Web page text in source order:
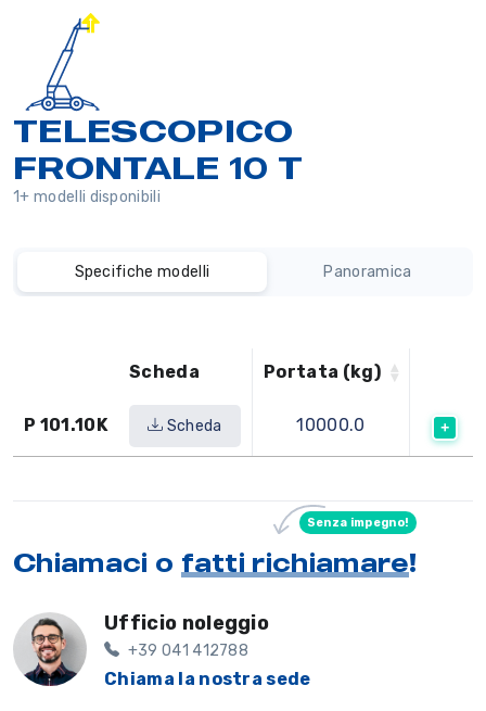
TELESCOPICO
FRONTALE 10 T
1+ modelli disponibili
Specifiche modelli Panoramica
Scheda Portata (kg)
P 101.10K Scheda 10000.0
Chiamaci o fatti richiamare!
Senza impegno!
Ufficio noleggio
+39 041 412788
Chiama la nostra sede